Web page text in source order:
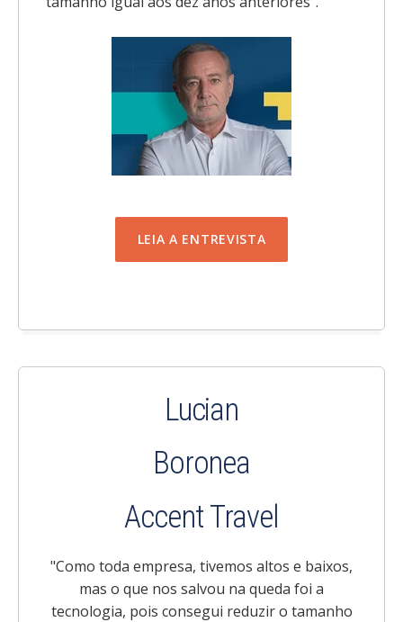
LEIA A ENTREVISTA
Lucian
Boronea
Accent Travel
"Como toda empresa, tivemos altos e baixos,
mas o que nos salvou na queda foi a
tecnologia, pois consegui reduzir o tamanho